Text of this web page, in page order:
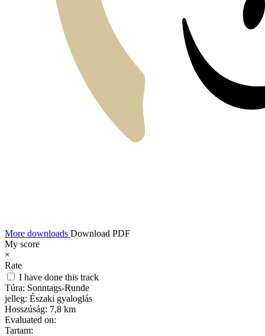
More downloads Download PDF
My score
×
Rate
I have done this track
Túra: Sonntags-Runde
jelleg: Északi gyaloglás
Hosszúság: 7,8 km
Evaluated on:
Tartam: